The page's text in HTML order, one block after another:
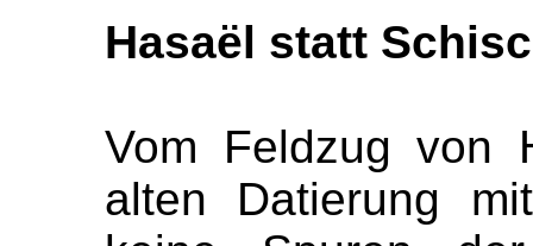
Hasaël statt
Vom Feldzug von
alten Datierung